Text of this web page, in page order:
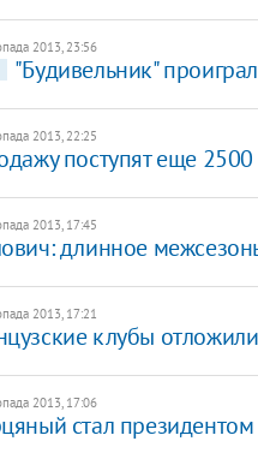
2013, 23:56
"Будивельник"
2013, 22:25
поступят еще
2013, 17:45
длинное
2013, 17:21
клубы
2013, 17:06
стал